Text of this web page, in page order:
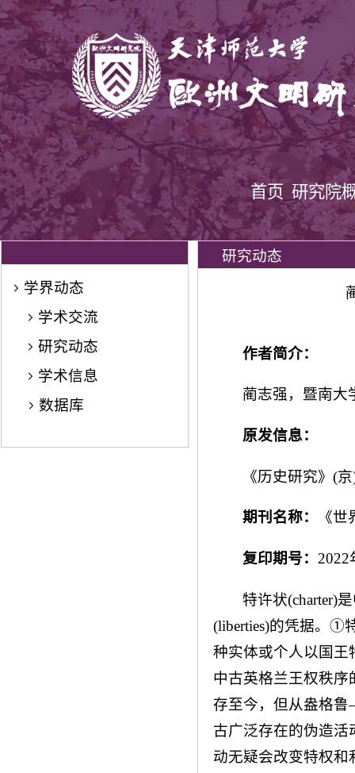
首页 研究院
学界动态
学术交流
研究动态
学术信息
数据库
研究动态
作者简介：
蔺志强，暨南大
原发信息：
《历史研究》(
期刊名称： 《
复印期号： 2022
特许状(charter)
(liberties)的凭据。①
种实体或个人以国王
中古英格兰王权秩
存至今，但从盎格
古广泛存在的伪造活
动无疑会改变特权